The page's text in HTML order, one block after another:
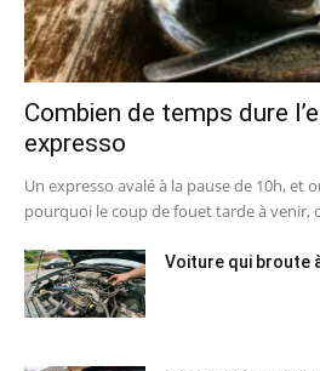
Combien de temps dure
expresso
Un expresso avalé à la pause de 10h, et
pourquoi le coup de fouet tarde à venir,
Voiture qui broute